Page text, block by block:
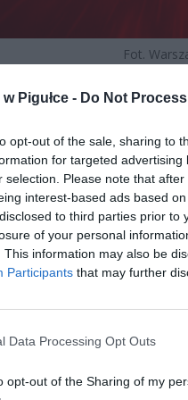
Pigułce - Do Not
opt-out of the sale, sharing to
for targeted
selection. Please note that
interest-based ads based
to third parties prior
of your personal
This information may also be
Participants that may further
Data Processing Opt Outs
opt-out of the Sharing of my
Fot.
z komunikatem Gminy
sieci wodociągowej do: